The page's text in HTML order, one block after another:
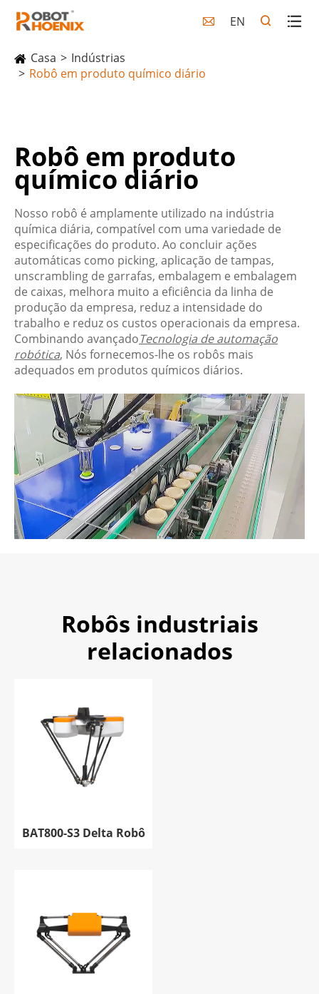
 EN
Casa
Indústrias
Robô em produto químico diário
Robô em produto
químico diário
Nosso robô é amplamente utilizado na indústria
química diária, compatível com uma variedade de
especificações do produto. Ao concluir ações
automáticas como picking, aplicação de tampas,
unscrambling de garrafas, embalagem e embalagem
de caixas, melhora muito a eficiência da linha de
produção da empresa, reduz a intensidade do
trabalho e reduz os custos operacionais da empresa.
Combinando avançadoTecnologia de automação
robótica, Nós fornecemos-lhe os robôs mais
adequados em produtos químicos diários.
Robôs industriais
relacionados
BAT800-S3 Delta Robô